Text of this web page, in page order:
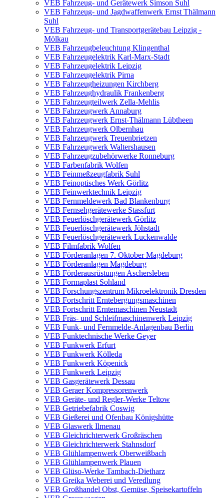
VEB Fahrzeug- und Gerätewerk Simson Suhl
VEB Fahrzeug- und Jagdwaffenwerk Ernst Thälmann
Suhl
VEB Fahrzeug- und Transportgerätebau Leipzig -
Mölkau
VEB Fahrzeugbeleuchtung Klingenthal
VEB Fahrzeugelektrik Karl-Marx-Stadt
VEB Fahrzeugelektrik Leipzig
VEB Fahrzeugelektrik Pirna
VEB Fahrzeugheizungen Kirchberg
VEB Fahrzeughydraulik Frankenberg
VEB Fahrzeugteilwerk Zella-Mehlis
VEB Fahrzeugwerk Annaburg
VEB Fahrzeugwerk Ernst-Thälmann Lübtheen
VEB Fahrzeugwerk Olbernhau
VEB Fahrzeugwerk Treuenbrietzen
VEB Fahrzeugwerk Waltershausen
VEB Fahrzeugzubehörwerke Ronneburg
VEB Farbenfabrik Wolfen
VEB Feinmeßzeugfabrik Suhl
VEB Feinoptisches Werk Görlitz
VEB Feinwerktechnik Leipzig
VEB Fernmeldewerk Bad Blankenburg
VEB Fernsehgerätewerke Stassfurt
VEB Feuerlöschgerätewerk Görlitz
VEB Feuerlöschgerätewerk Jöhstadt
VEB Feuerlöschgerätewerk Luckenwalde
VEB Filmfabrik Wolfen
VEB Förderanlagen 7. Oktober Magdeburg
VEB Förderanlagen Magdeburg
VEB Förderausrüstungen Aschersleben
VEB Formaplast Sohland
VEB Forschungszentrum Mikroelektronik Dresden
VEB Fortschritt Erntebergungsmaschinen
VEB Fortschritt Erntemaschinen Neustadt
VEB Fräs- und Schleifmaschinenwerk Leipzig
VEB Funk- und Fernmelde-Anlagenbau Berlin
VEB Funktechnische Werke Geyer
VEB Funkwerk Erfurt
VEB Funkwerk Kölleda
VEB Funkwerk Köpenick
VEB Funkwerk Leipzig
VEB Gasgerätewerk Dessau
VEB Geraer Kompressorenwerk
VEB Geräte- und Regler-Werke Teltow
VEB Getriebefabrik Coswig
VEB Gießerei und Ofenbau Königshütte
VEB Glaswerk Ilmenau
VEB Gleichrichterwerk Großräschen
VEB Gleichrichterwerk Stahnsdorf
VEB Glühlampenwerk Oberweißbach
VEB Glühlampenwerk Plauen
VEB Glüso-Werke Tambach-Dietharz
VEB Greika Weberei und Veredlung
VEB Großhandel Obst, Gemüse, Speisekartoffeln